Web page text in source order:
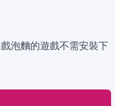
泡麵的遊戲不需安裝下